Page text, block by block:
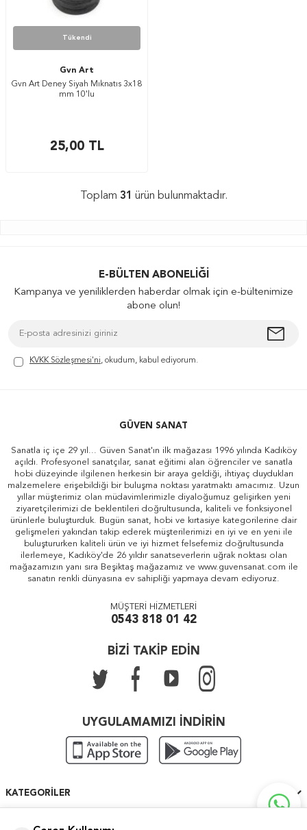
Tükendi
Gvn Art
Gvn Art Deney Siyah Mıknatıs 3x18
mm 10'lu
25,00TL
Toplam 31 ürün bulunmaktadır.
E-BÜLTEN ABONELIĞI
Kampanya ve yeniliklerden haberdar olmak için e-bültenimize
abone olun!
KVKK Sözleşmesi'ni, okudum, kabul ediyorum.
GÜVEN SANAT
Sanatla iç içe 29 yıl... Güven Sanat'ın ilk mağazası 1996 yılında Kadıköy
açıldı. Profesyonel sanatçılar, sanat eğitimi alan öğrenciler ve sanatla
hobi düzeyinde ilgilenen herkesin bir araya geldiği, ihtiyaç duydukları
malzemelere erişebildiği bir buluşma noktası yaratmaktı amacımız. Uzun
yıllar müşterimiz olan müdavimlerimizle diyaloğumuz gelişirken yeni
ziyaretçilerimizi de beklentileri doğrultusunda, kaliteli ve fonksiyonel
ürünlerle buluşturduk. Bugün sanat, hobi ve kırtasiye kategorilerine dair
gelişmeleri yakından takip ederek müşterilerimizi en iyi ve en yeni ile
buluştururken kaliteli ürün ve iyi hizmet felsefemiz doğrultusunda
ilerlemeye, Kadıköy'de 26 yıldır sanatseverlerin uğrak noktası olan
mağazamızın yanı sıra Beşiktaş mağazamız ve www.guvensanat.com ile
sanatın renkli dünyasına ev sahipliği yapmaya devam ediyoruz.
MÜŞTERİ HİZMETLERİ
0543 818 01 42
BİZİ TAKİP EDİN
UYGULAMAMIZI İNDİRİN
KATEGORILER